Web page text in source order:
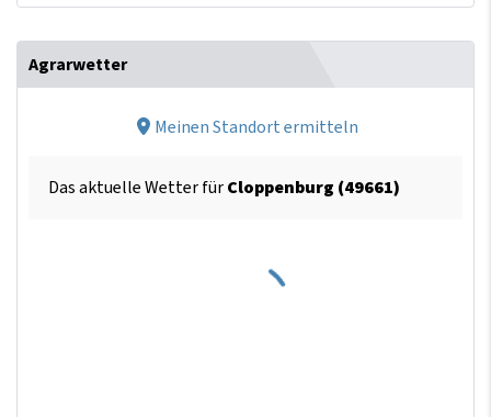
Agrarwetter
Meinen Standort ermitteln
Das aktuelle Wetter fürCloppenburg (49661)